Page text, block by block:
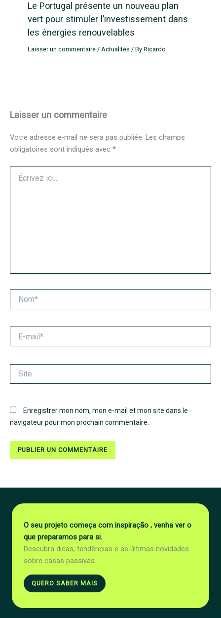
Le Portugal présente un nouveau plan
vert pour stimuler l’investissement dans
les énergies renouvelables
Laisser un commentaire /Actualités / ByRicardo
Laisser un commentaire
Votre adresse e-mail ne sera pas publiée. Les champs
obligatoires sont indiqués avec *
ici…
mail*
Enregistrer mon nom, mon e-mail et mon site dans le
navigateur pour mon prochain commentaire.
O seu projeto começa com inspiração , venha ver o
que preparamos para si.
Descubra dicas, tendências e as últimas novidades
sobre casas passivas.
QUERO SABER MAIS